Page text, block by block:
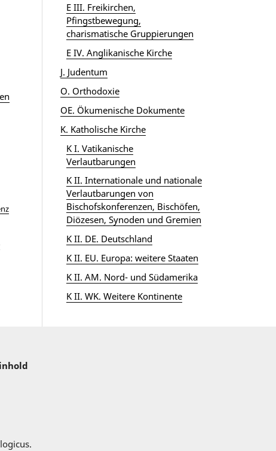
E III. Freikirchen,
Pfingstbewegung,
charismatische Gruppierungen
E IV. Anglikanische Kirche
J. Judentum
O. Orthodoxie
OE. Ökumenische Dokumente
K. Katholische Kirche
K I. Vatikanische
Verlautbarungen
K II. Internationale und nationale
Verlautbarungen von
Bischofskonferenzen, Bischöfen,
Diözesen, Synoden und Gremien
K II. DE. Deutschland
K II. EU. Europa: weitere Staaten
K II. AM. Nord- und Südamerika
K II. WK. Weitere Kontinente